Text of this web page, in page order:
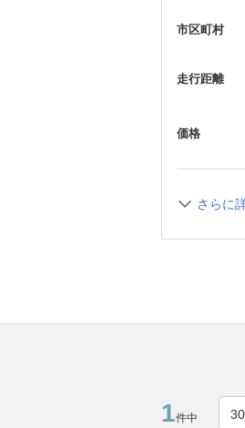
市区町村
走行距離
価格
さらに
1件中